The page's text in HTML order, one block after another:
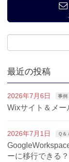
最近の投稿
2026年7月6日 事例
Wixサイト＆メ
2026年7月1日 Ｑ＆
ーに移行できる？